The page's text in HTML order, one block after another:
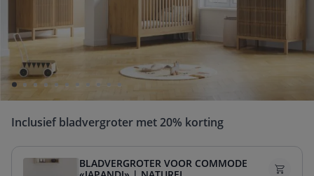
Geniet van extra voordeel bij de aankoop van
een 2- of 3-delige babykamerset!
De prijs van de set wordt berekend op basis van de
verkoopprijs van de afzonderlijke producten.
Inclusief bladvergroter met 20% korting
BLADVERGROTER VOOR COMMODE